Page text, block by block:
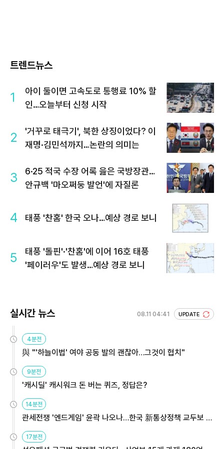
트렌드뉴스
1
아이 둘이면 고속도로 통행료 10% 할
인…오늘부터 신청 시작
2
'거꾸로 태극기', 북한 상징이었다? 이
재명·김민석까지…논란의 의미는
3
6·25 적국 수장 어록 읊은 국방장관…
안규백 '마오쩌둥 발언'에 자질론
4 태풍 '찬홈' 한국 오나…예상 경로 보니
5
태풍 '돌핀'·'찬홈'에 이어 16호 태풍
'페이러우'도 발생…예상 경로 보니
실시간 뉴스 08.11 04:41 UPDATE
4분전
與 "'하늘이법' 여야 공동 발의 괜찮아…그것이 협치"
9분전
'캐시딜' 캐시워크 돈 버는 퀴즈, 정답은?
14분전
관세전쟁 '엔드게임' 윤곽 나오나…한국 新통상정책 교두보 활
17분전